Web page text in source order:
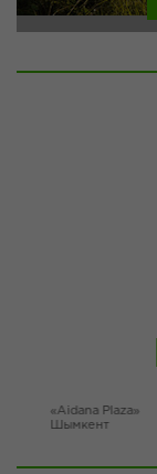
«Aidana Plaza»
Шымкент